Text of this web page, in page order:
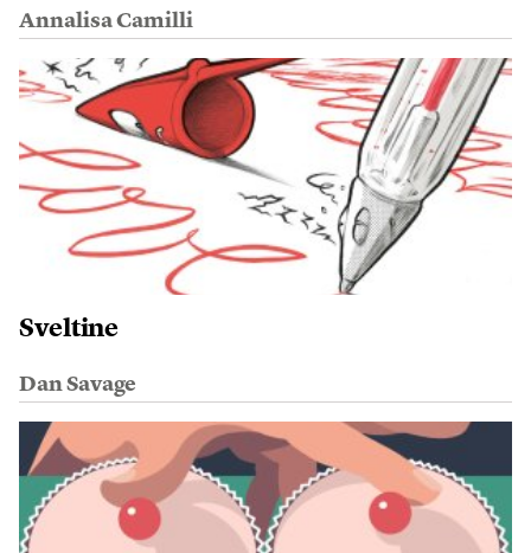
Annalisa Camilli
Sveltine
Dan Savage